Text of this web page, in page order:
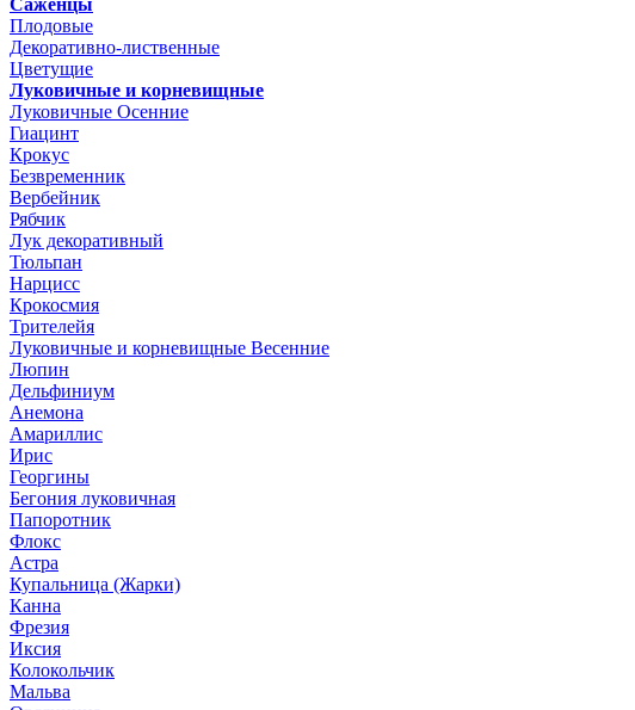
Саженцы
Плодовые
Декоративно-лиственные
Цветущие
Луковичные и корневищные
Луковичные Осенние
Гиацинт
Крокус
Безвременник
Вербейник
Рябчик
Лук декоративный
Тюльпан
Нарцисс
Крокосмия
Трителейя
Луковичные и корневищные Весенние
Люпин
Дельфиниум
Анемона
Амариллис
Ирис
Георгины
Бегония луковичная
Папоротник
Флокс
Астра
Купальница (Жарки)
Канна
Фрезия
Иксия
Колокольчик
Мальва